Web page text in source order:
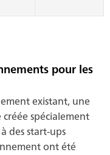
pour les
existant, une
spécialement
des start-ups
ont été